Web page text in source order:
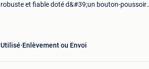
robuste et fiable doté d&#39;un bouton-poussoir
Utilisé Enlèvement ou Envoi